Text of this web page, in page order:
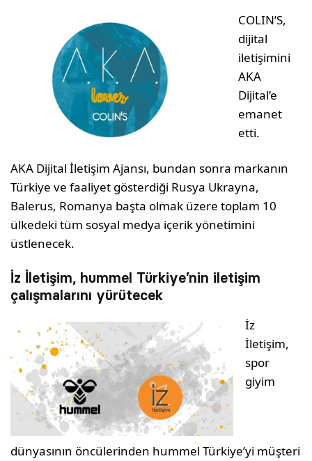
COLIN’S,
dijital
iletişimini
AKA
Dijital’e
emanet
etti.
AKA Dijital İletişim Ajansı, bundan sonra markanın
Türkiye ve faaliyet gösterdiği Rusya Ukrayna,
Balerus, Romanya başta olmak üzere toplam 10
ülkedeki tüm sosyal medya içerik yönetimini
üstlenecek.
İz İletişim, hummel Türkiye’nin iletişim
çalışmalarını yürütecek
İz
İletişim,
spor
giyim
dünyasının öncülerinden hummel Türkiye’yi müşteri